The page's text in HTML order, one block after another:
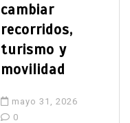
cambiar
recorridos,
turismo y
movilidad
mayo 31, 2026
0